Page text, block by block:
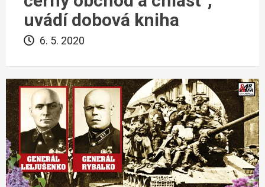
uvádí dobová kniha
6. 5. 2020